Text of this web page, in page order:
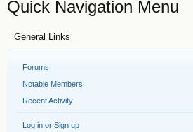
Quick Navigation Menu
General Links
Forums
Notable Members
Recent Activity
Log in or Sign up